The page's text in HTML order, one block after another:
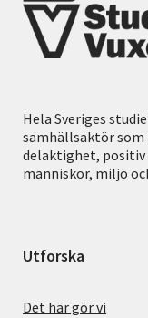
Hela Sveriges
samhällsaktör
delaktighet,
människor, miljö
Utforska
Det här gör vi